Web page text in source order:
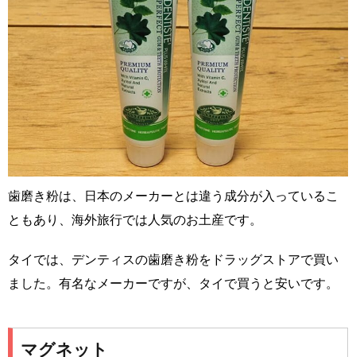
歯磨き粉は、日本のメーカーとは違う成分が入っているこ
ともあり、海外旅行では人気のお土産です。
タイでは、デンティスの歯磨き粉をドラッグストアで買い
ました。有名なメーカーですが、タイで買うと安いです。
マグネット